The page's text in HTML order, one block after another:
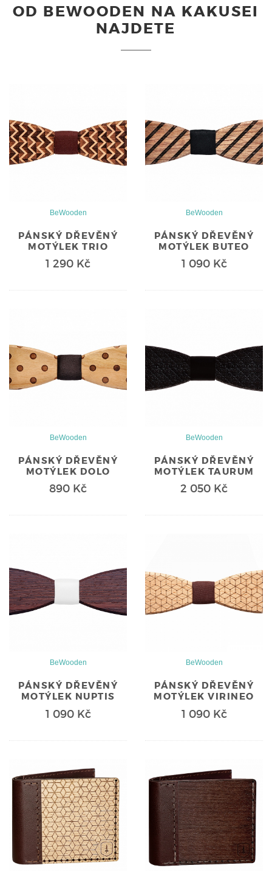
OD BEWOODEN NA KAKUSEI
NAJDETE
BeWooden
PÁNSKÝ DŘEVĚNÝ
MOTÝLEK TRIO
1 290 Kč
BeWooden
PÁNSKÝ DŘEVĚNÝ
MOTÝLEK BUTEO
1 090 Kč
BeWooden
PÁNSKÝ DŘEVĚNÝ
MOTÝLEK DOLO
890 Kč
BeWooden
PÁNSKÝ DŘEVĚNÝ
MOTÝLEK TAURUM
2 050 Kč
BeWooden
PÁNSKÝ DŘEVĚNÝ
MOTÝLEK NUPTIS
1 090 Kč
BeWooden
PÁNSKÝ DŘEVĚNÝ
MOTÝLEK VIRINEO
1 090 Kč